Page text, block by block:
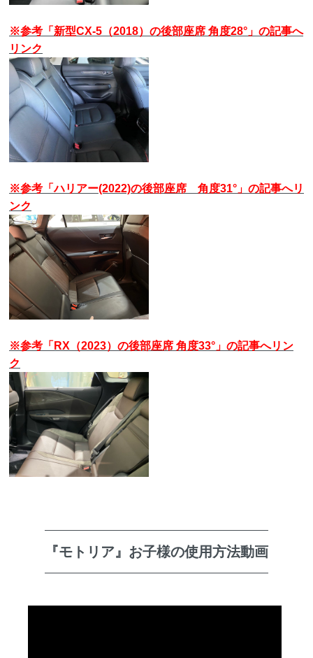
※参考「新型CX-5（2018）の後部座席 角度28°」の記事へ
リンク
※参考「ハリアー(2022)の後部座席 角度31°」の記事へリ
ンク
※参考「RX（2023）の後部座席 角度33°」の記事へリン
ク
『モトリア』お子様の使用方法動画